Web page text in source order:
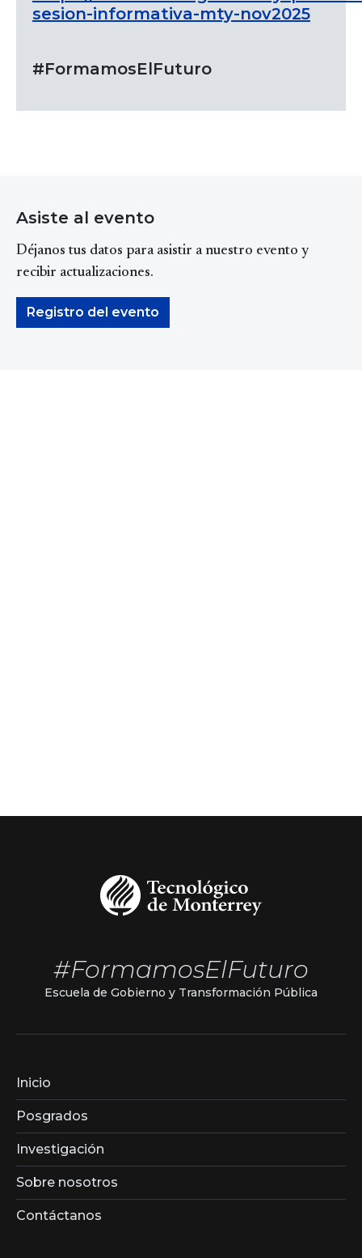
sesion-informativa-mty-nov2025
#FormamosElFuturo
Asiste al evento
Déjanos tus datos para asistir a nuestro evento y
recibir actualizaciones.
Registro del evento
#FormamosElFuturo
Escuela de Gobierno y Transformación Pública
Inicio
Posgrados
Investigación
Sobre nosotros
Contáctanos